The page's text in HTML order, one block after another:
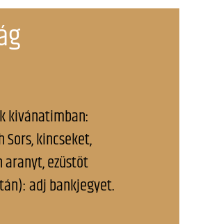
kivánatimban:
Sors, kincseket,
aranyt, ezüstöt
adj bankjegyet.